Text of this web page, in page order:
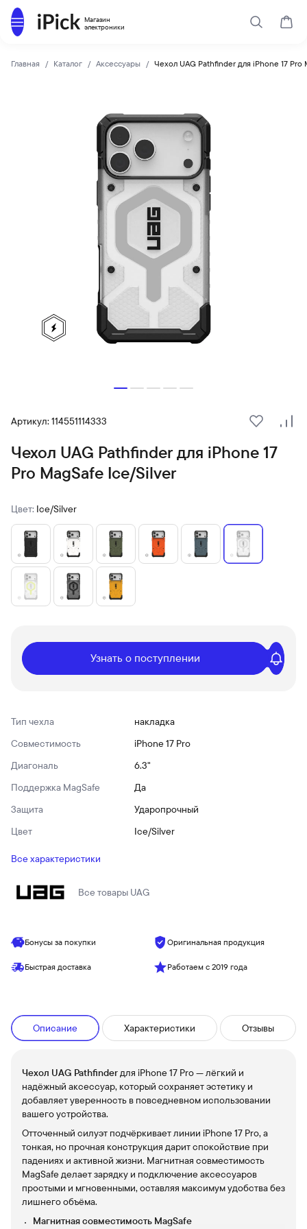
Магазин
электроники
Каталог
Поиск
Главная Каталог Аксессуары Чехол UAG Pathfinder для iPhone 17 Pro
Артикул: 114551114333
В
Чехол UAG Pathfinder для iPhone 17
Pro MagSafe Ice/Silver
Цвет: Ice/Silver
Узнать о поступлении
Тип чехла
накладка
Совместимость
iPhone 17 Pro
Диагональ
6.3"
Поддержка MagSafe
Да
Защита
Ударопрочный
Цвет
Ice/Silver
Все характеристики
Все товары UAG
Бонусы за покупки Оригинальная продукция
Быстрая доставка Работаем с 2019 года
Описание Характеристики Отзывы
Чехол UAG Pathfinderдля iPhone 17 Pro — лёгкий и
надёжный аксессуар, который сохраняет эстетику и
добавляет уверенность в повседневном использовании
вашего устройства.
Отточенный силуэт подчёркивает линии iPhone 17 Pro, а
тонкая, но прочная конструкция дарит спокойствие при
падениях и активной жизни. Магнитная совместимость
MagSafe делает зарядку и подключение аксессуаров
простыми и мгновенными, оставляя максимум удобства без
лишнего объёма.
Магнитная совместимость MagSafe